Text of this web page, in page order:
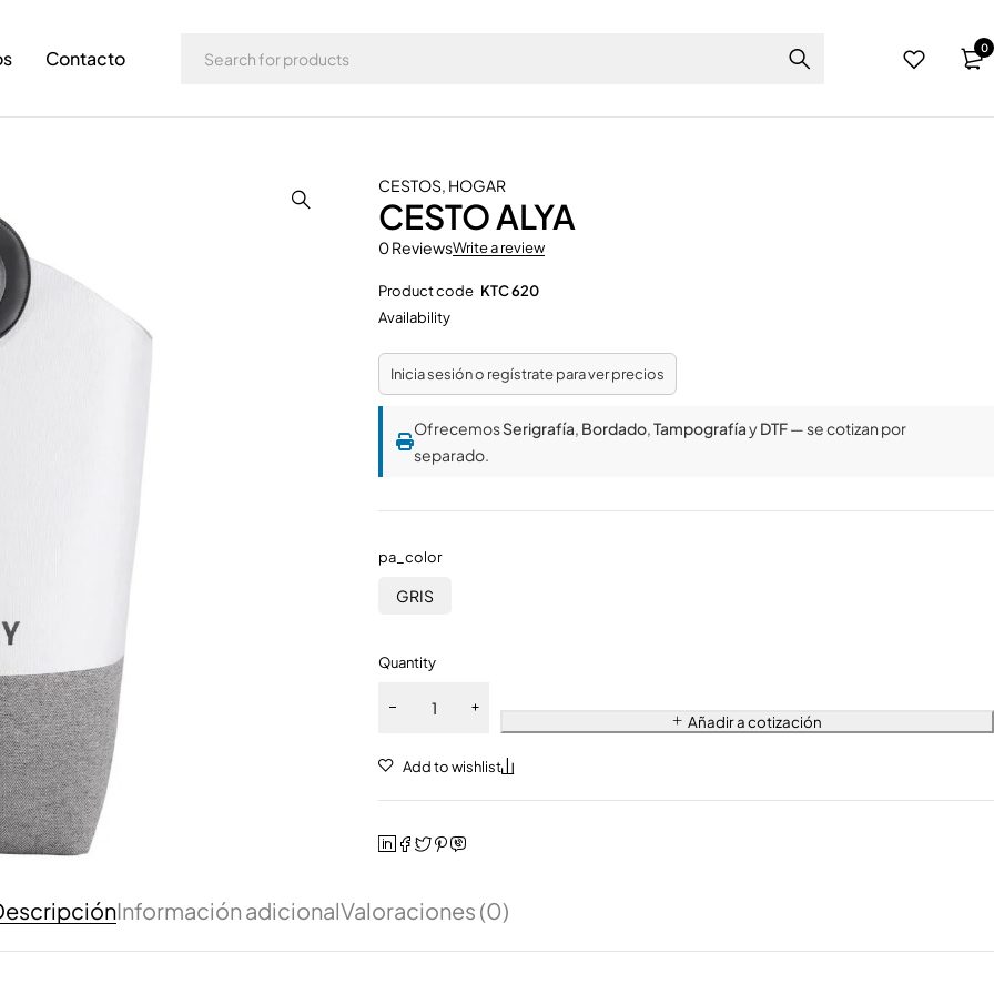
Contacto 0
CESTOS, HOGAR
CESTO ALYA
0 ReviewsWrite a review
Product code KTC 620
Availability
Inicia sesión o regístrate para ver precios
OfrecemosSerigrafía, Bordado,TampografíayDTF— se cotizan por
separado.
pa_color
GRIS
Quantity
Añadir a cotización
Información adicionalValoraciones (0)